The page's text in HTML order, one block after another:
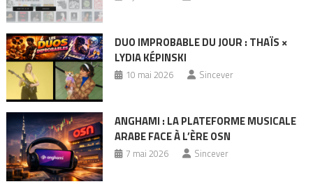
DUO IMPROBABLE DU JOUR : THAÏS ×
LYDIA KÉPINSKI
10 mai 2026 Sincever
ANGHAMI : LA PLATEFORME MUSICALE
ARABE FACE À L’ÈRE OSN
7 mai 2026 Sincever